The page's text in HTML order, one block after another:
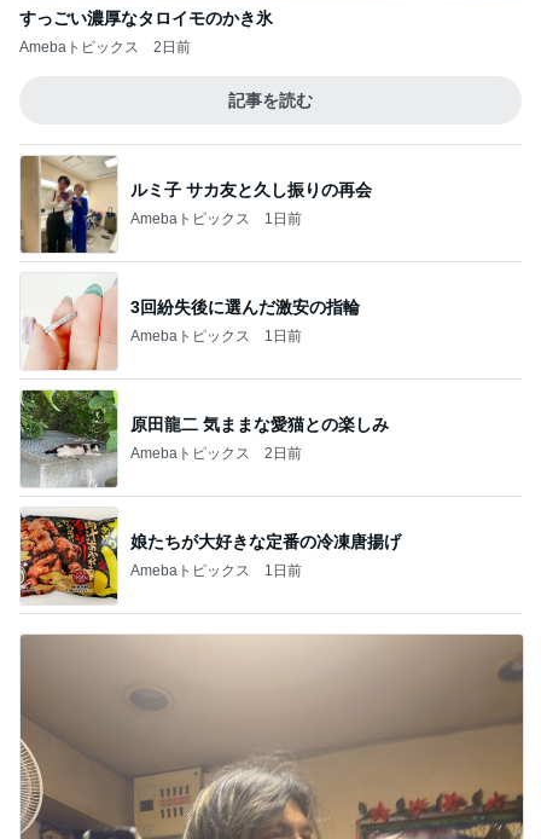
すっごい濃厚なタロイモのかき氷
Amebaトピックス 2日前
記事を読む
ルミ子 サカ友と久し振りの再会
Amebaトピックス 1日前
3回紛失後に選んだ激安の指輪
Amebaトピックス 1日前
原田龍二 気ままな愛猫との楽しみ
Amebaトピックス 2日前
娘たちが大好きな定番の冷凍唐揚げ
Amebaトピックス 1日前